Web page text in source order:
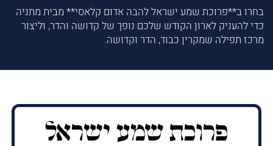
בחרו ב**פרוכת שמע ישראל להבה אדום קלאסי** מבית מתניה
כדי להעניק לארון הקודש שלכם נופך של קדושה והדר, וליצור
מרכז תפילה שמקרין כבוד, הדר וקדושה.
פרוכת שמע ישראל